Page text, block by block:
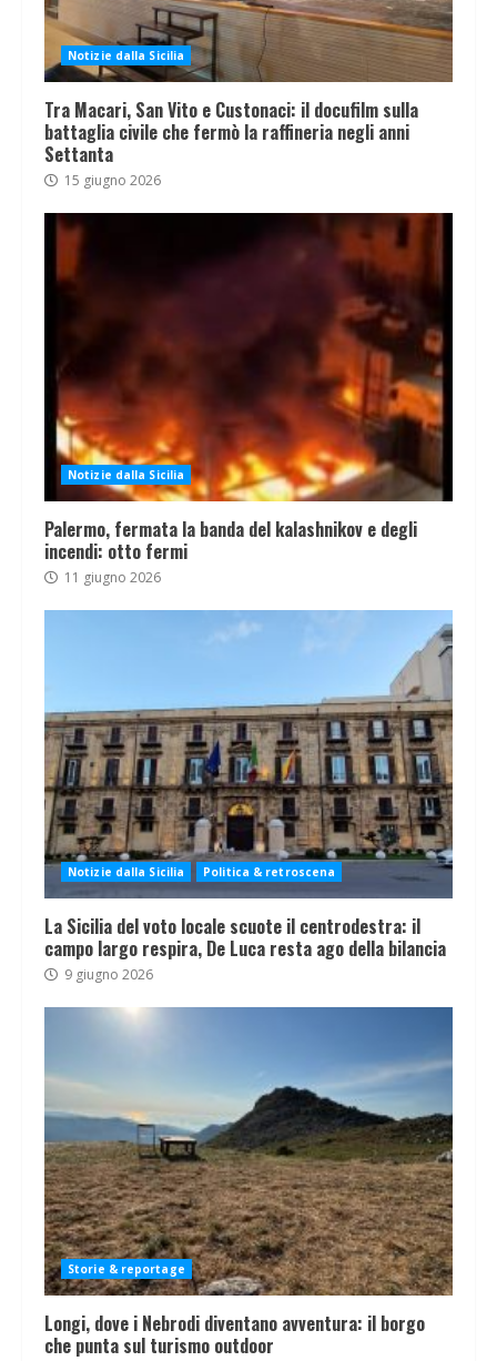
Notizie dalla Sicilia
Tra Macari, San Vito e Custonaci: il docufilm sulla
battaglia civile che fermò la raffineria negli anni
Settanta
15 giugno 2026
Notizie dalla Sicilia
Palermo, fermata la banda del kalashnikov e degli
incendi: otto fermi
11 giugno 2026
Notizie dalla Sicilia Politica & retroscena
La Sicilia del voto locale scuote il centrodestra: il
campo largo respira, De Luca resta ago della bilancia
9 giugno 2026
Storie & reportage
Longi, dove i Nebrodi diventano avventura: il borgo
che punta sul turismo outdoor